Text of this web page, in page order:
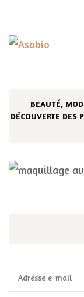
BEAUTÉ,
DÉCOUVERTE DES
e-